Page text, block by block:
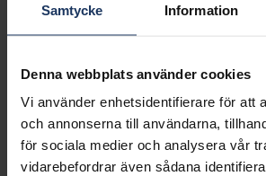
Samtycke Information
Denna webbplats använder cookies
Vi använder enhetsidentifierare för att
och annonserna till användarna,
för sociala medier och analysera vår
vidarebefordrar även sådana
Spirale halsband i äkta silver
Imperia